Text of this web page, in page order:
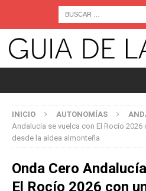
INICIO AUTONOMÍAS
Andalucía se vuelca con El Rocío
desde la aldea almonteña
Onda Cero
El Rocío 2026 con